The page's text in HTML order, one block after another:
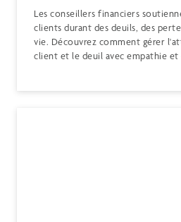
Les conseillers financiers
clients durant des deuils, des
vie. Découvrez comment gérer
client et le deuil avec empathie et